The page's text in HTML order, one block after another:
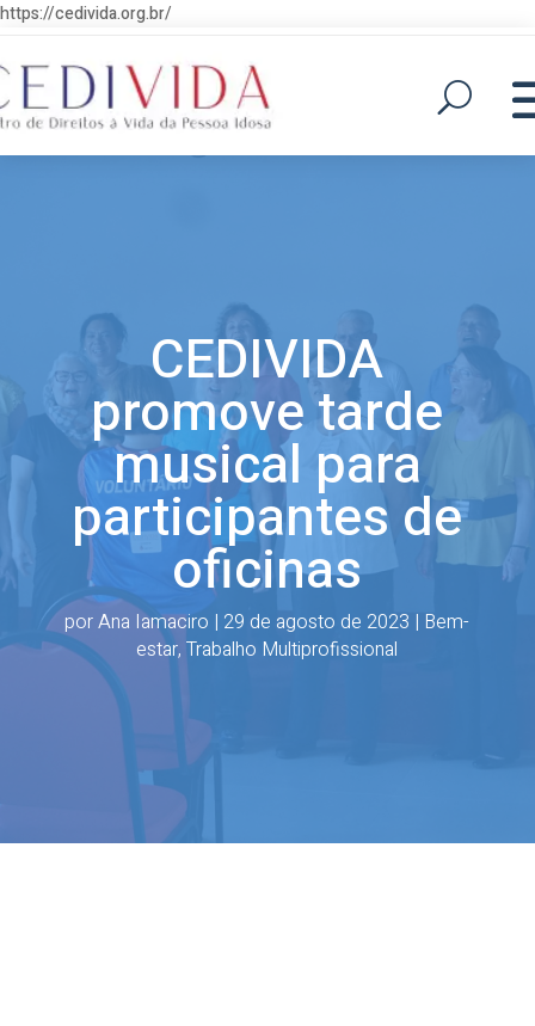
https://cedivida.org.br/
CEDIVIDA
promove tarde
musical para
participantes de
oficinas
porAna Iamaciro | 29 de agosto de 2023 | Bem-
estar,Trabalho Multiprofissional